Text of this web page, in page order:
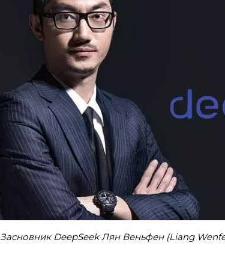
Засновник DeepSeek Лян Веньфен (Liang